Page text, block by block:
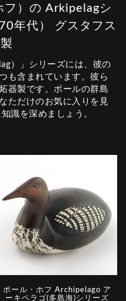
フ）の Arkipelagシ
年代） グスタフス
）」シリーズには、彼の
も含まれています。彼ら
器製です。ポールの群島
ただけのお気に入りを見
識を深めましょう。
ポール・ホフ Archipelago ア
ーキペラゴ(多島海)シリーズ